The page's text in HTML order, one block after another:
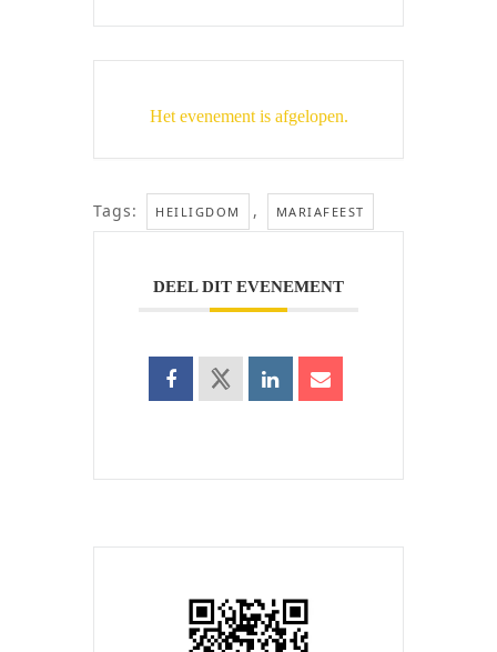
Het evenement is afgelopen.
Tags: HEILIGDOM , MARIAFEEST
DEEL DIT EVENEMENT